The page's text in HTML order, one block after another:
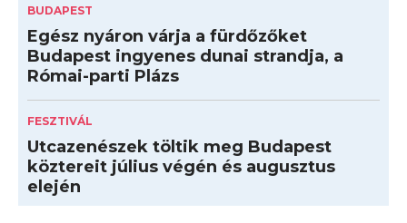
BUDAPEST
Egész nyáron várja a fürdőzőket
Budapest ingyenes dunai strandja, a
Római-parti Plázs
FESZTIVÁL
Utcazenészek töltik meg Budapest
köztereit július végén és augusztus
elején